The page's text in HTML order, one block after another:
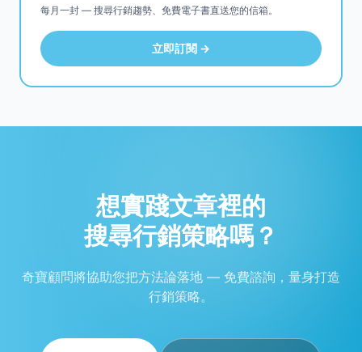
每月一封 — 搜尋行銷趨勢、免費電子書直送您的信箱。
立即訂閱 →
想實踐文章裡的
搜尋行銷策略嗎？
奇寶顧問將協助您把方法論落地 — 免費諮詢，量身打造
行銷策略。